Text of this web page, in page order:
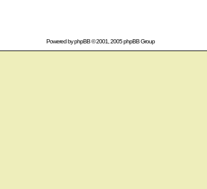
Powered byphpBB© 2001, 2005 phpBB Group